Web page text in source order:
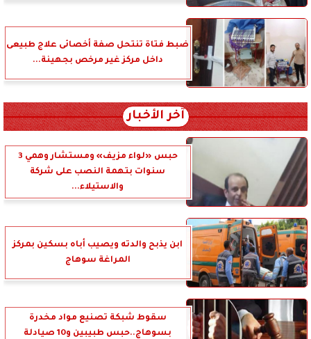
ضبط فتاة تنتحل صفة أخصائى علاج طبيعى
داخل مركز غير مرخص بجهينة...
آخر الأخبار
حبس «لواء مزيف» ومستشار وهمي 3
سنوات بتهمة النصب على شركة
والاستيلاء...
ابن يذبح والدته ويصيب أباه بسكين بمركز
المراغة سوهاج
سقوط شبكة تصنيع مواد مخدرة
بسوهاج..حبس طبيبين و10 صيادلة